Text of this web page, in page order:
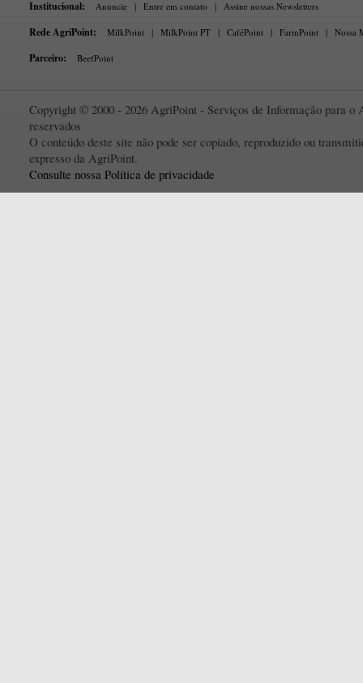
Institucional: Anuncie | Entre em contato | Assine nossas Newsletters
Rede AgriPoint: MilkPoint | MilkPoint PT | CaféPoint | FarmPoint | Nossa
Parceiro: BeefPoint
Copyright © 2000 - 2026 AgriPoint - Serviços de Informação para o
reservados
O conteúdo deste site não pode ser copiado, reproduzido ou
expresso da AgriPoint.
Consulte nossa Política de privacidade